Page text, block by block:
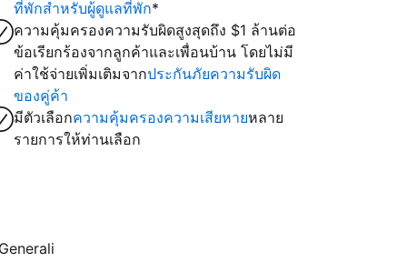
ที่พักสำหรับผู้ดูแลที่พัก*
ความคุ้มครองความรับผิดสูงสุดถึง $1 ล้านต่อ
ข้อเรียกร้องจากลูกค้าและเพื่อนบ้าน โดยไม่มี
ค่าใช้จ่ายเพิ่มเติมจากประกันภัยความรับผิด
ของคู่ค้า
มีตัวเลือกความคุ้มครองความเสียหายหลาย
รายการให้ท่านเลือก